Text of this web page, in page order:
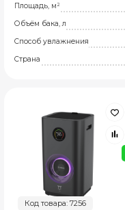
Площадь, м²
Объём бака, л
Способ увлажнения
Страна
Код товара: 7256